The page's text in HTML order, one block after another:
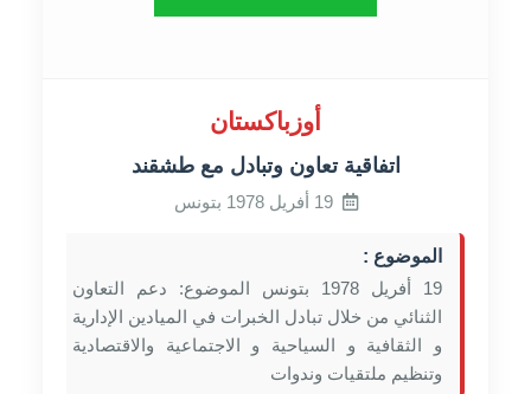
أوزباكستان
اتفاقية تعاون وتبادل مع طشقند
19 أفريل 1978 بتونس
الموضوع :
19 أفريل 1978 بتونس الموضوع: دعم التعاون
الثنائي من خلال تبادل الخبرات في الميادين الإدارية
و الثقافية و السياحية و الاجتماعية والاقتصادية
وتنظيم ملتقيات وندوات